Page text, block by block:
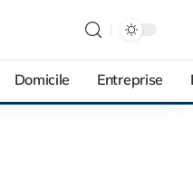
Domicile Entreprise